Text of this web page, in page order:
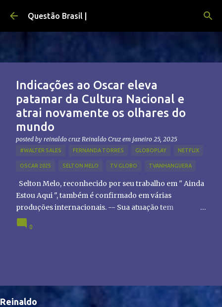
Pular para o conteúdo principal
Questão Brasil |
Indicações ao Oscar eleva
patamar da Cultura Nacional e
atrai novamente os olhares do
mundo
posted by reinaldo cruz Reinaldo Cruz em janeiro 25, 2025
#WALTER SALES FERNANDA TORRES GLOBOPLAY NETFLIX
OSCAR 2025 SELTON MELO TV GLOBO TVANHANGUERA
Selton Melo, reconhecido por seu trabalho em " Ainda
Estou Aqui ", também é confirmado em várias
produções internacionais. -- Sua atuação tem
chamado atenção de diretores e produtores fora do
Brasil, abrindo portas para novas oportunidades no
0
Reinaldo